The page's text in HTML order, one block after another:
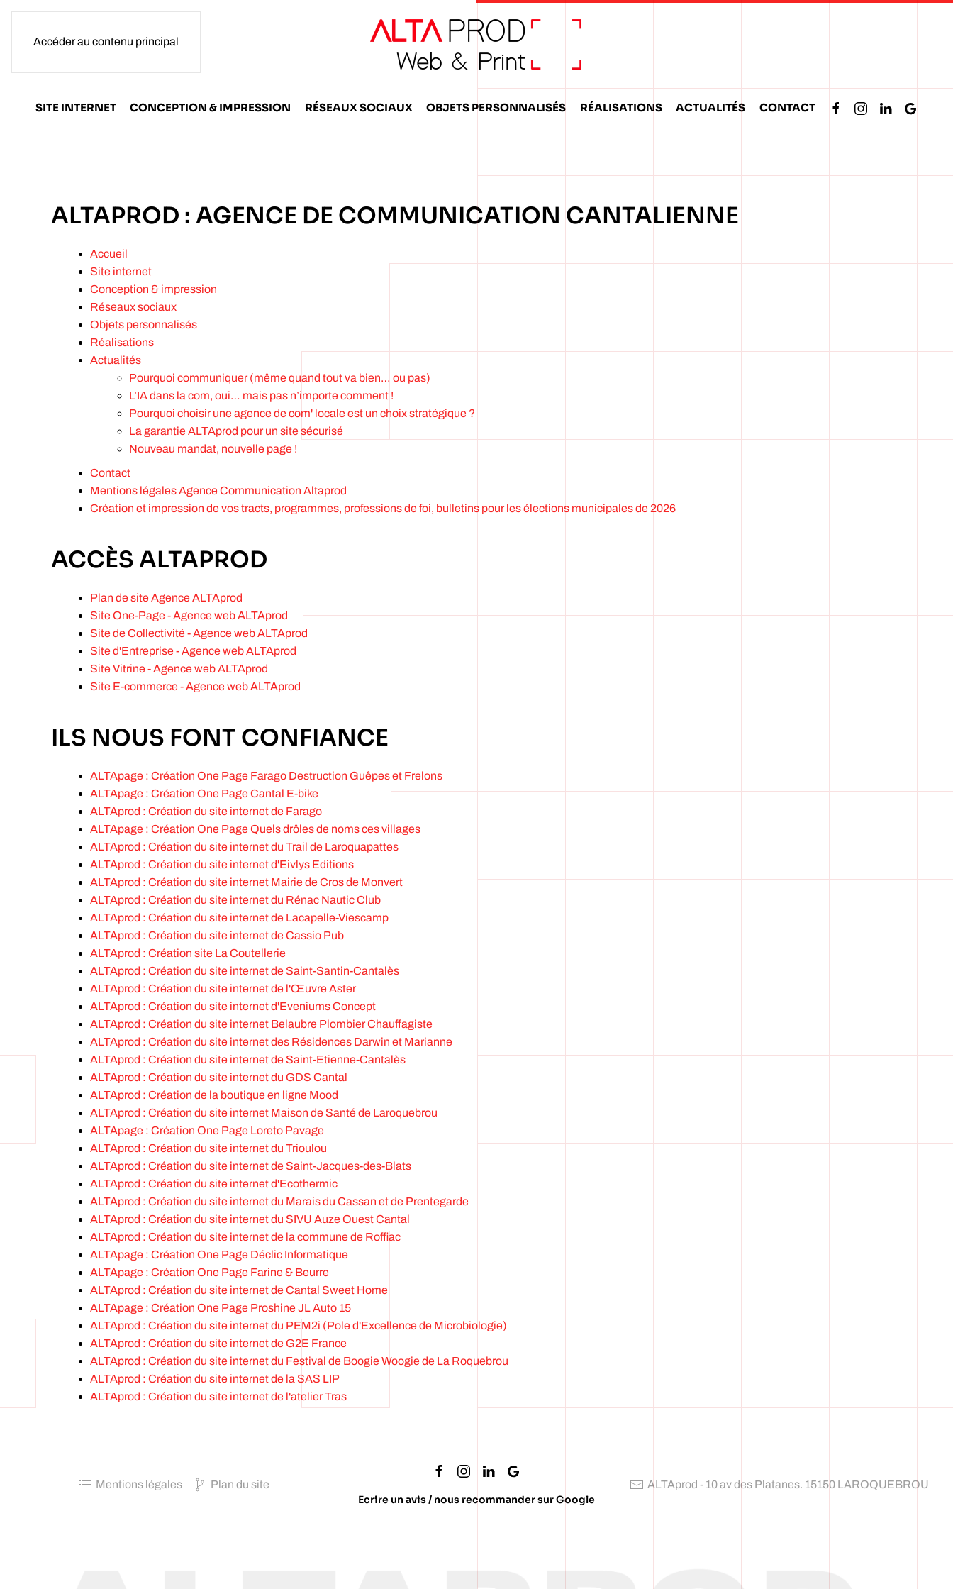
Accéder au contenu principal
SITE INTERNET CONCEPTION & IMPRESSION RÉSEAUX SOCIAUX OBJETS PERSONNALISÉS RÉALISATIONS ACTUALITÉS CONTACT
ALTAPROD : AGENCE DE COMMUNICATION CANTALIENNE
Accueil
Site internet
Conception & impression
Réseaux sociaux
Objets personnalisés
Réalisations
Actualités
Pourquoi communiquer (même quand tout va bien… ou pas)
L’IA dans la com, oui… mais pas n’importe comment !
Pourquoi choisir une agence de com' locale est un choix stratégique ?
La garantie ALTAprod pour un site sécurisé
Nouveau mandat, nouvelle page !
Contact
Mentions légales Agence Communication Altaprod
Création et impression de vos tracts, programmes, professions de foi, bulletins pour les élections municipales de 2026
ACCÈS ALTAPROD
Plan de site Agence ALTAprod
Site One-Page - Agence web ALTAprod
Site de Collectivité - Agence web ALTAprod
Site d'Entreprise - Agence web ALTAprod
Site Vitrine - Agence web ALTAprod
Site E-commerce - Agence web ALTAprod
ILS NOUS FONT CONFIANCE
ALTApage : Création One Page Farago Destruction Guêpes et Frelons
ALTApage : Création One Page Cantal E-bike
ALTAprod : Création du site internet de Farago
ALTApage : Création One Page Quels drôles de noms ces villages
ALTAprod : Création du site internet du Trail de Laroquapattes
ALTAprod : Création du site internet d'Eivlys Editions
ALTAprod : Création du site internet Mairie de Cros de Monvert
ALTAprod : Création du site internet du Rénac Nautic Club
ALTAprod : Création du site internet de Lacapelle-Viescamp
ALTAprod : Création du site internet de Cassio Pub
ALTAprod : Création site La Coutellerie
ALTAprod : Création du site internet de Saint-Santin-Cantalès
ALTAprod : Création du site internet de l'Œuvre Aster
ALTAprod : Création du site internet d'Eveniums Concept
ALTAprod : Création du site internet Belaubre Plombier Chauffagiste
ALTAprod : Création du site internet des Résidences Darwin et Marianne
ALTAprod : Création du site internet de Saint-Etienne-Cantalès
ALTAprod : Création du site internet du GDS Cantal
ALTAprod : Création de la boutique en ligne Mood
ALTAprod : Création du site internet Maison de Santé de Laroquebrou
ALTApage : Création One Page Loreto Pavage
ALTAprod : Création du site internet du Trioulou
ALTAprod : Création du site internet de Saint-Jacques-des-Blats
ALTAprod : Création du site internet d'Ecothermic
ALTAprod : Création du site internet du Marais du Cassan et de Prentegarde
ALTAprod : Création du site internet du SIVU Auze Ouest Cantal
ALTAprod : Création du site internet de la commune de Roffiac
ALTApage : Création One Page Déclic Informatique
ALTApage : Création One Page Farine & Beurre
ALTAprod : Création du site internet de Cantal Sweet Home
ALTApage : Création One Page Proshine JL Auto 15
ALTAprod : Création du site internet du PEM2i (Pole d'Excellence de Microbiologie)
ALTAprod : Création du site internet de G2E France
ALTAprod : Création du site internet du Festival de Boogie Woogie de La Roquebrou
ALTAprod : Création du site internet de la SAS LIP
ALTAprod : Création du site internet de l'atelier Tras
Mentions légales Plan du site
Ecrire un avis / nous recommander sur Google
ALTAprod - 10 av des Platanes. 15150 LAROQUEBROU